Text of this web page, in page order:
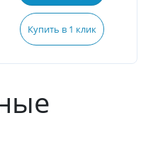
Купить в 1 клик